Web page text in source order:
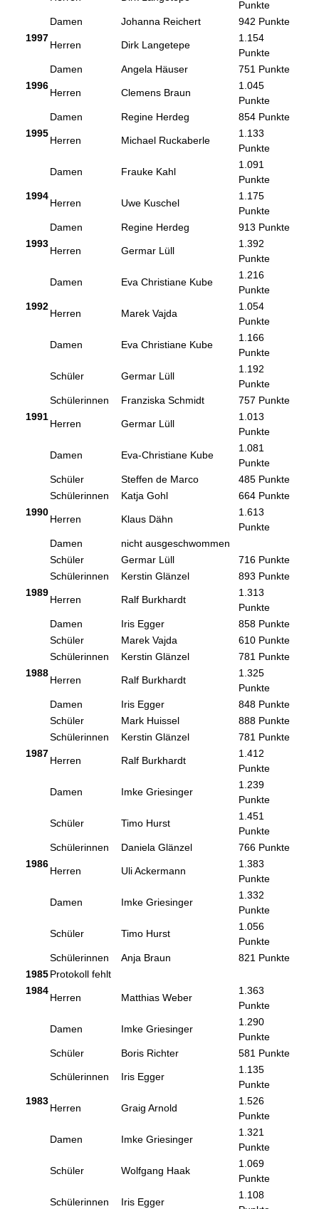
Punkte
Damen
Johanna Reichert
942 Punkte
1997
Herren Dirk Langetepe
1.154
Punkte
Damen
Angela Häuser
751 Punkte
1996
Herren Clemens Braun
1.045
Punkte
Damen
Regine Herdeg
854 Punkte
1995
Herren Michael Ruckaberle
1.133
Punkte
Damen Frauke Kahl
1.091
Punkte
1994
Herren Uwe Kuschel
1.175
Punkte
Damen
Regine Herdeg
913 Punkte
1993
Herren Germar Lüll
1.392
Punkte
Damen Eva Christiane Kube
1.216
Punkte
1992
Herren Marek Vajda
1.054
Punkte
Damen Eva Christiane Kube
1.166
Punkte
Schüler Germar Lüll
1.192
Punkte
Schülerinnen
Franziska Schmidt
757 Punkte
1991
Herren Germar Lüll
1.013
Punkte
Damen Eva-Christiane Kube
1.081
Punkte
Schüler
Steffen de Marco
485 Punkte
Schülerinnen
Katja Gohl
664 Punkte
1990
Herren Klaus Dähn
1.613
Punkte
Damen
nicht ausgeschwommen
Schüler
Germar Lüll
716 Punkte
Schülerinnen
Kerstin Glänzel
893 Punkte
1989
Herren Ralf Burkhardt
1.313
Punkte
Damen
Iris Egger
858 Punkte
Schüler
Marek Vajda
610 Punkte
Schülerinnen
Kerstin Glänzel
781 Punkte
1988
Herren Ralf Burkhardt
1.325
Punkte
Damen
Iris Egger
848 Punkte
Schüler
Mark Huissel
888 Punkte
Schülerinnen
Kerstin Glänzel
781 Punkte
1987
Herren Ralf Burkhardt
1.412
Punkte
Damen Imke Griesinger
1.239
Punkte
Schüler Timo Hurst
1.451
Punkte
Schülerinnen
Daniela Glänzel
766 Punkte
1986
Herren Uli Ackermann
1.383
Punkte
Damen Imke Griesinger
1.332
Punkte
Schüler Timo Hurst
1.056
Punkte
Schülerinnen
Anja Braun
821 Punkte
1985Protokoll fehlt
1984
Herren Matthias Weber
1.363
Punkte
Damen Imke Griesinger
1.290
Punkte
Schüler
Boris Richter 581 Punkte
Schülerinnen Iris Egger
1.135
Punkte
1983
Herren Graig Arnold
1.526
Punkte
Damen Imke Griesinger
1.321
Punkte
Schüler Wolfgang Haak
1.069
Punkte
Schülerinnen Iris Egger
1.108